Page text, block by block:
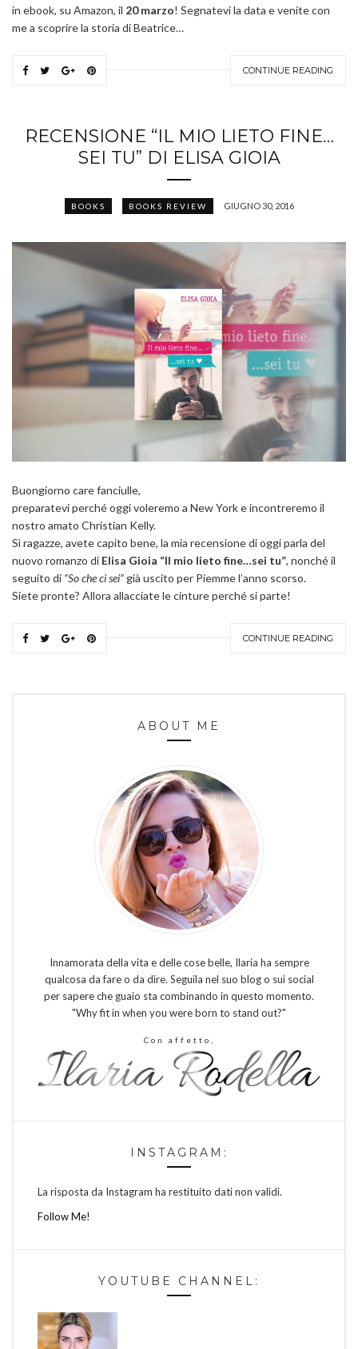
in ebook, su Amazon, il 20 marzo! Segnatevi la data e venite con
me a scoprire la storia di Beatrice…
CONTINUE READING
RECENSIONE “IL MIO LIETO FINE…
SEI TU” DI ELISA GIOIA
BOOKS BOOKS REVIEW GIUGNO 30, 2016
Buongiorno care fanciulle,
preparatevi perché oggi voleremo a New York e incontreremo il
nostro amato Christian Kelly.
Sì ragazze, avete capito bene, la mia recensione di oggi parla del
nuovo romanzo di Elisa Gioia “Il mio lieto fine…sei tu”, nonché il
seguito di “So che ci sei” già uscito per Piemme l’anno scorso.
Siete pronte? Allora allacciate le cinture perché si parte!
CONTINUE READING
ABOUT ME
Innamorata della vita e delle cose belle, Ilaria ha sempre
qualcosa da fare o da dire. Seguila nel suo blog o sui social
per sapere che guaio sta combinando in questo momento.
"Why fit in when you were born to stand out?"
Con affetto,
INSTAGRAM:
La risposta da Instagram ha restituito dati non validi.
Follow Me!
YOUTUBE CHANNEL: